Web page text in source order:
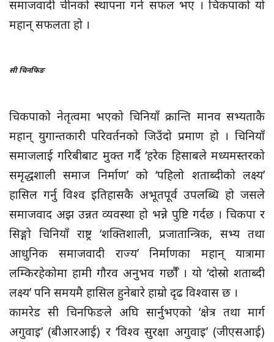
समाजवादी चीनको स्थापना गर्न सफल भए । चिकपाको यो
महान् सफलता हो ।
सी चिनफिङ
चिकपाको नेतृत्वमा भएको चिनियाँ क्रान्ति मानव सभ्यताकै
महान् युगान्तकारी परिवर्तनको जिउँदो प्रमाण हो । चिनियाँ
समाजलाई गरिबीबाट मुक्त गर्दै ‘हरेक हिसाबले मध्यमस्तरको
समृद्धशाली समाज निर्माण’ को ‘पहिलो शताब्दीको लक्ष्य’
हासिल गर्नु विश्व इतिहासकै अभूतपूर्व उपलब्धि हो जसले
समाजवाद अझ उन्नत व्यवस्था हो भन्ने पुष्टि गर्दछ । चिकपा र
सिङ्गो चिनियाँ राष्ट्र ‘शक्तिशाली, प्रजातान्त्रिक, सभ्य तथा
आधुनिक समाजवादी राज्य’ निर्माणका महान् यात्रामा
लम्किरहेकोमा हामी गौरव अनुभव गर्छौँ । यो ‘दोस्रो शताब्दी
लक्ष्य’ पनि समयमै हासिल हुनेबारे हाम्रो दृढ विश्वास छ ।
कामरेड सी चिनफिङले अघि सार्नुभएको ‘क्षेत्र तथा मार्ग
अगुवाइ’ (बीआरआई) र ‘विश्व सुरक्षा अगुवाइ’ (जीएसआई)